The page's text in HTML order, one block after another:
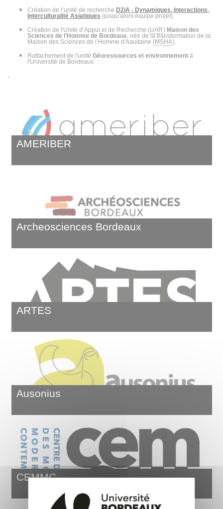
Création de l’unité de recherche D2iA - Dynamiques, Interactions,
Interculturalité Asiatiques (jusqu'alors équipe projet).
Création de l'Unité d’Appui et de Recherche (UAR) Maison des
Sciences de l’Homme de Bordeaux, née de la transformation de la
Maison des Sciences de l’Homme d'Aquitaine (MSHA).
Rattachement de l'unité Géoressources et environnement à
l'Université de Bordeaux.
.
AMERIBER
Archeosciences Bordeaux
ARTES
Ausonius
CEMMC